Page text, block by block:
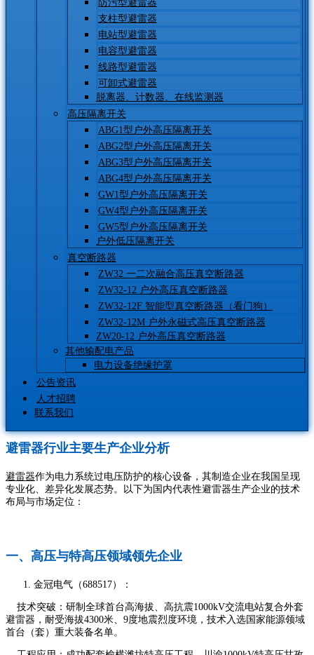
防污型避雷器
支柱型避雷器
电站型避雷器
电容型避雷器
线路型避雷器
可卸式避雷器
脱离器、计数器、在线监测器
高压隔离开关
ABG1型户外高压隔离开关
ABG2型户外高压隔离开关
ABG3型户外高压隔离开关
ABG4型户外高压隔离开关
GW1型户外高压隔离开关
GW4型户外高压隔离开关
GW5型户外高压隔离开关
户外低压隔离开关
真空断路器
ZW32 一二次融合高压真空断路器
ZW32-12 户外高压真空断路器
ZW32-12F 智能型真空断路器（看门狗）
ZW32-12M 户外永磁式高压真空断路器
ZW20-12 户外高压真空断路器
其他输配电产品
电力设备绝缘护罩
公告资讯
人才招聘
联系我们
避雷器行业主要生产企业分析
避雷器作为电力系统过电压防护的核心设备，其制造企业在我国呈现
专业化、差异化发展态势。以下为国内代表性避雷器生产企业的技术
布局与市场定位：
一、高压与特高压领域领先企业
金冠电气（688517）：
技术突破：研制全球首台高海拔、高抗震1000kV交流电站复合外套
避雷器，耐受海拔4300米、9度地震烈度环境，技术入选国家能源领域
首台（套）重大装备名单。